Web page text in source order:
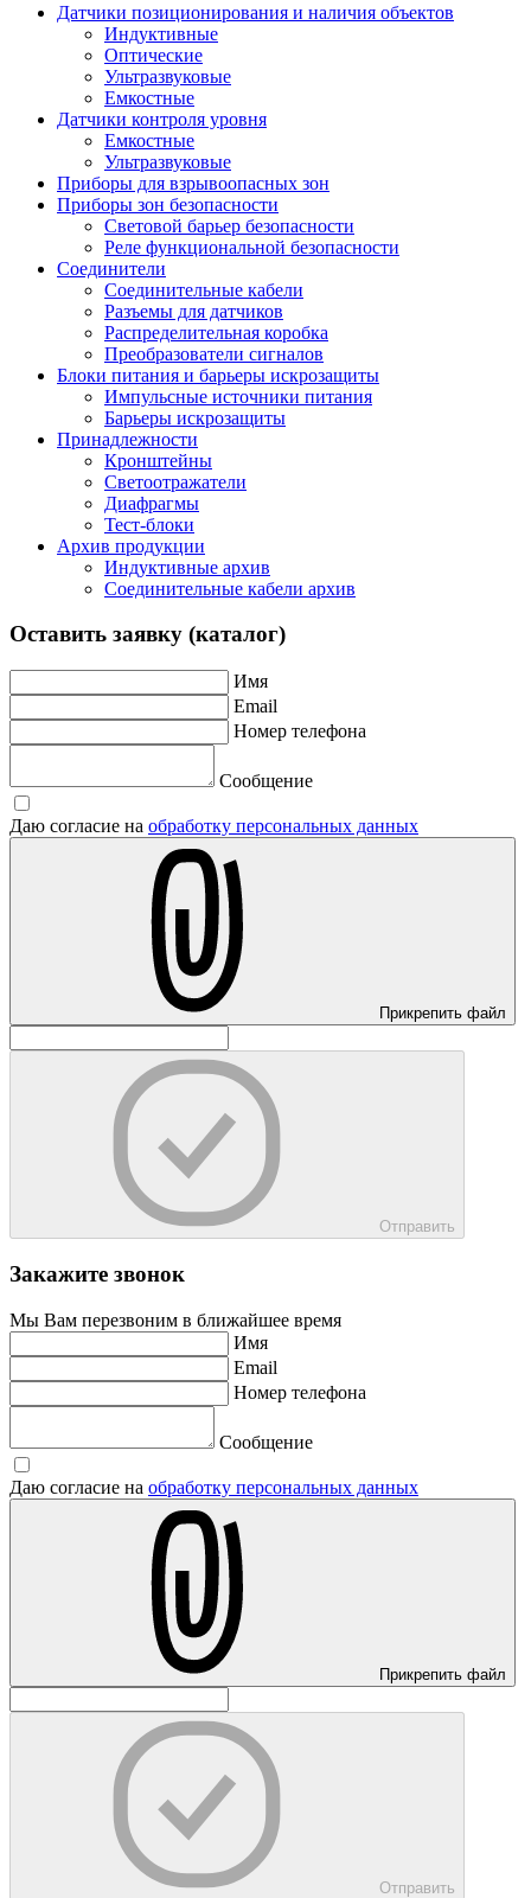
Датчики позиционирования и наличия объектов
Индуктивные
Оптические
Ультразвуковые
Емкостные
Датчики контроля уровня
Емкостные
Ультразвуковые
Приборы для взрывоопасных зон
Приборы зон безопасности
Световой барьер безопасности
Реле функциональной безопасности
Соединители
Соединительные кабели
Разъемы для датчиков
Распределительная коробка
Преобразователи сигналов
Блоки питания и барьеры искрозащиты
Импульсные источники питания
Барьеры искрозащиты
Принадлежности
Кронштейны
Светоотражатели
Диафрагмы
Тест-блоки
Архив продукции
Индуктивные архив
Соединительные кабели архив
Оставить заявку (каталог)
Имя
Email
Номер телефона
Сообщение
Даю согласие на обработку персональных данных
Прикрепить файл
Отправить
Закажите звонок
Мы Вам перезвоним в ближайшее время
Имя
Email
Номер телефона
Сообщение
Даю согласие на обработку персональных данных
Прикрепить файл
Отправить